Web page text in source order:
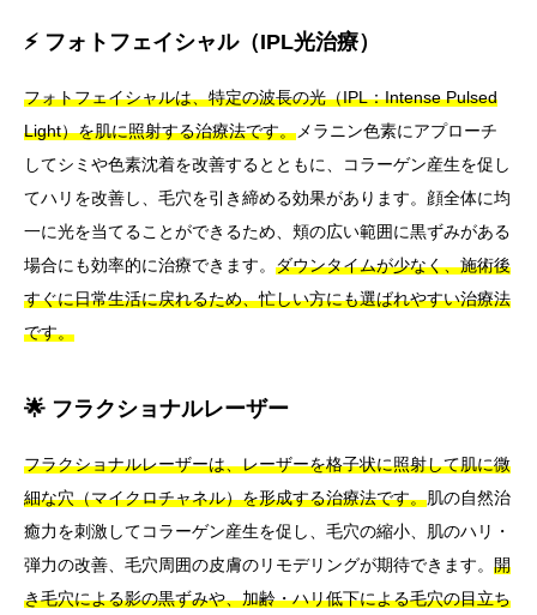
⚡ フォトフェイシャル（IPL光治療）
フォトフェイシャルは、特定の波長の光（IPL：Intense Pulsed
Light）を肌に照射する治療法です。メラニン色素にアプローチ
してシミや色素沈着を改善するとともに、コラーゲン産生を促し
てハリを改善し、毛穴を引き締める効果があります。顔全体に均
一に光を当てることができるため、頬の広い範囲に黒ずみがある
場合にも効率的に治療できます。 ダウンタイムが少なく、施術後
すぐに日常生活に戻れるため、忙しい方にも選ばれやすい治療法
です。
🌟 フラクショナルレーザー
フラクショナルレーザーは、レーザーを格子状に照射して肌に微
細な穴（マイクロチャネル）を形成する治療法です。肌の自然治
癒力を刺激してコラーゲン産生を促し、毛穴の縮小、肌のハリ・
弾力の改善、毛穴周囲の皮膚のリモデリングが期待できます。 開
き毛穴による影の黒ずみや、加齢・ハリ低下による毛穴の目立ち